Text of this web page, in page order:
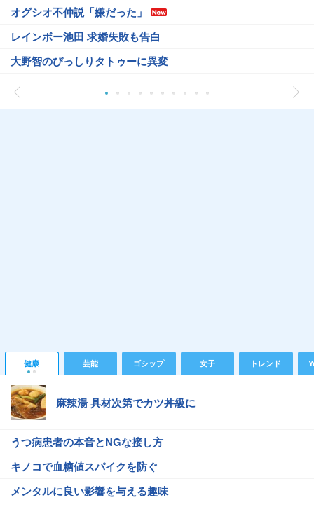
オグシオ不仲説「嫌だった」
レインボー池田 求婚失敗も告白
大野智のびっしりタトゥーに異変
健康 芸能 ゴシップ 女子 トレンド
麻辣湯 具材次第でカツ丼級に
うつ病患者の本音とNGな接し方
キノコで血糖値スパイクを防ぐ
メンタルに良い影響を与える趣味